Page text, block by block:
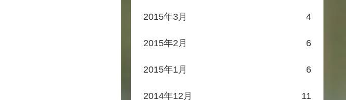
2015年3月 4
2015年2月 6
2015年1月 6
2014年12月 11